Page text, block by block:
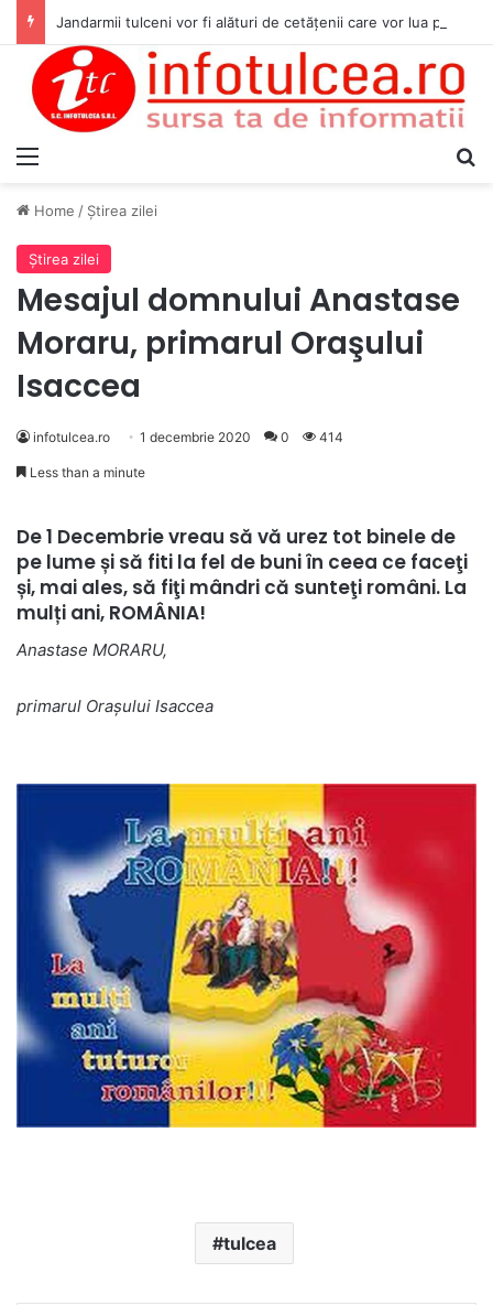
Home / Ştirea zilei
Ştirea zilei
Mesajul domnului Anastase
Moraru, primarul Oraşului
Isaccea
infotulcea.ro 1 decembrie 2020 0 414
Less than a minute
De 1 Decembrie vreau să vă urez tot binele de
pe lume și să fiti la fel de buni în ceea ce faceţi
și, mai ales, să fiţi mândri că sunteţi români. La
mulți ani, ROMÂNIA!
Anastase MORARU,
primarul Oraşului Isaccea
tulcea